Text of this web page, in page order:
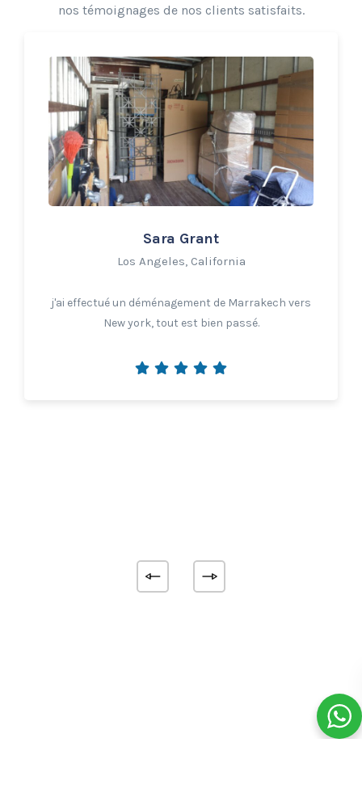
nos témoignages de nos clients satisfaits.
Sara Grant
Los Angeles, California
j'ai effectué un déménagement de Marrakech vers
New york, tout est bien passé.